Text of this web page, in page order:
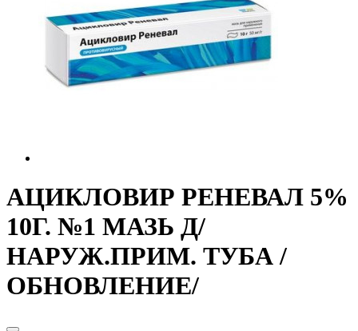
АЦИКЛОВИР РЕНЕВАЛ 5%
10Г. №1 МАЗЬ Д/
НАРУЖ.ПРИМ. ТУБА /
ОБНОВЛЕНИЕ/